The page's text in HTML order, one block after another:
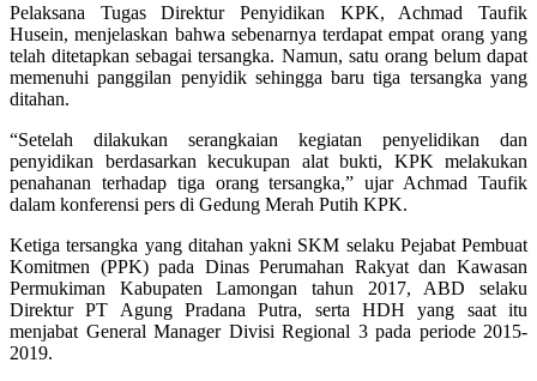
Pelaksana Tugas Direktur Penyidikan KPK, Achmad Taufik
Husein, menjelaskan bahwa sebenarnya terdapat empat orang yang
telah ditetapkan sebagai tersangka. Namun, satu orang belum dapat
memenuhi panggilan penyidik sehingga baru tiga tersangka yang
ditahan.
“Setelah dilakukan serangkaian kegiatan penyelidikan dan
penyidikan berdasarkan kecukupan alat bukti, KPK melakukan
penahanan terhadap tiga orang tersangka,” ujar Achmad Taufik
dalam konferensi pers di Gedung Merah Putih KPK.
Ketiga tersangka yang ditahan yakni SKM selaku Pejabat Pembuat
Komitmen (PPK) pada Dinas Perumahan Rakyat dan Kawasan
Permukiman Kabupaten Lamongan tahun 2017, ABD selaku
Direktur PT Agung Pradana Putra, serta HDH yang saat itu
menjabat General Manager Divisi Regional 3 pada periode 2015-
2019.